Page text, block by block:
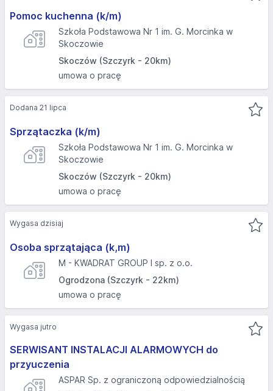
Pomoc kuchenna (k/m)
Szkoła Podstawowa Nr 1 im. G. Morcinka w
Skoczowie
Skoczów (Szczyrk - 20km)
umowa o pracę
Sprzątaczka (k/m)
Szkoła Podstawowa Nr 1 im. G. Morcinka w
Skoczowie
Skoczów (Szczyrk - 20km)
umowa o pracę
Dodana 21 lipca
Osoba sprzątająca (k,m)
M - KWADRAT GROUP I sp. z o.o.
Ogrodzona (Szczyrk - 22km)
umowa o pracę
Wygasa dzisiaj
SERWISANT INSTALACJI ALARMOWYCH do
przyuczenia
ASPAR Sp. z ograniczoną odpowiedzialnością
Wygasa jutro